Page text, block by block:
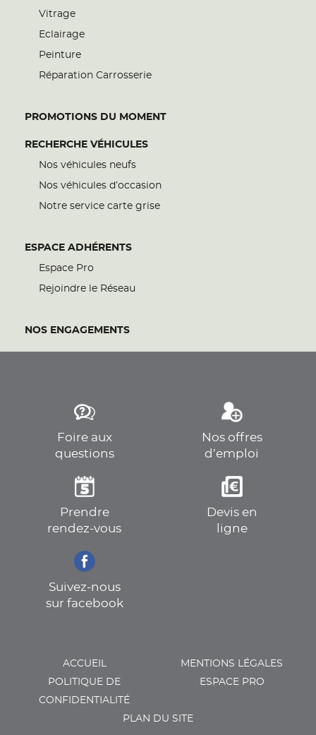
Vitrage
Eclairage
Peinture
Réparation Carrosserie
PROMOTIONS DU MOMENT
RECHERCHE VÉHICULES
Nos véhicules neufs
Nos véhicules d’occasion
Notre service carte grise
ESPACE ADHÉRENTS
Espace Pro
Rejoindre le Réseau
NOS ENGAGEMENTS
Foire aux
questions
Nos offres
d’emploi
Prendre
rendez-vous
Devis en
ligne
Suivez-nous
sur facebook
ACCUEIL
MENTIONS LÉGALES
POLITIQUE DE
CONFIDENTIALITÉ
ESPACE PRO
PLAN DU SITE